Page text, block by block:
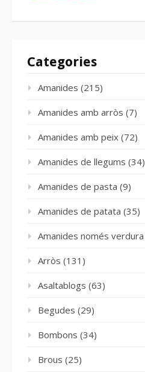
Categories
Amanides (215)
Amanides amb arròs (7)
Amanides amb peix (72)
Amanides de llegums (34)
Amanides de pasta (9)
Amanides de patata (35)
Amanides només verdura
Arròs (131)
Asaltablogs (63)
Begudes (29)
Bombons (34)
Brous (25)